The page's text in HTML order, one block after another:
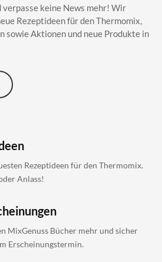
keine News mehr! Wir
Rezeptideen für den Thermomix,
sowie Aktionen und neue Produkte in
Rezeptideen für den Thermomix.
Anlass!
MixGenuss Bücher mehr und sicher
Erscheinungstermin.